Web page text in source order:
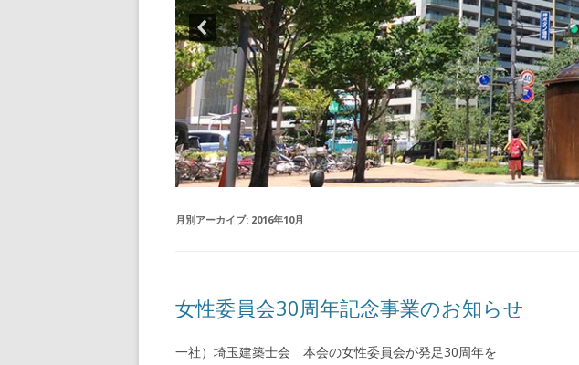
月別アーカイブ: 2016年10月
女性委員会30周年記念事業のお知らせ
一社）埼玉建築士会 本会の女性委員会が発足30周年を